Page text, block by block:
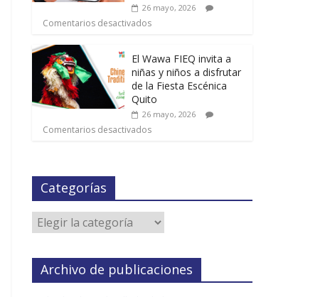
26 mayo, 2026
Comentarios desactivados
El Wawa FIEQ invita a
niñas y niños a disfrutar
de la Fiesta Escénica
Quito
26 mayo, 2026
Comentarios desactivados
Categorías
Archivo de publicaciones